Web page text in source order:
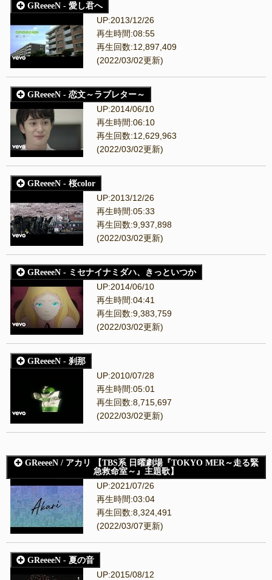
GReeeeN - 愛し君へ
UP:2013/12/26
再生時間:08:55
再生回数:12,897,409
(2022/03/02更新)
GReeeeN - 恋文～ラブレター～
UP:2014/06/10
再生時間:06:10
再生回数:12,629,963
(2022/03/02更新)
GReeeeN - 桜color
UP:2013/12/26
再生時間:05:33
再生回数:9,937,898
(2022/03/02更新)
GReeeeN - ミセナイナミダハ、きっといつか
UP:2014/06/10
再生時間:04:41
再生回数:9,383,759
(2022/03/02更新)
GReeeeN - 刹那
UP:2010/07/28
再生時間:05:01
再生回数:8,715,697
(2022/03/02更新)
GReeeeN / アカリ 【TBS系 日曜劇場『TOKYO MER～走る緊
急救命室～』主題歌】
UP:2021/07/26
再生時間:03:04
再生回数:8,324,491
(2022/03/07更新)
GReeeeN - 夏の音
UP:2015/08/12